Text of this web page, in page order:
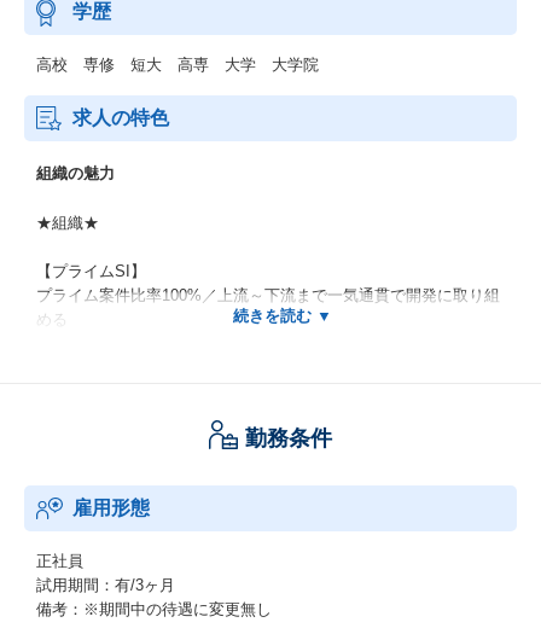
学歴
高校 専修 短大 高専 大学 大学院
求人の特色
組織の魅力
★組織★
【プライムSI】
プライム案件比率100%／上流～下流まで一気通貫で開発に取り組
める
【リモートワーク中心】
週3日以上の在宅勤務社員比率92%／各補助制度・在宅勤務手当あ
り
【柔軟なマンスリーフレックス】
勤務条件
雇用形態
正社員
試用期間：有/3ヶ月
備考：※期間中の待遇に変更無し